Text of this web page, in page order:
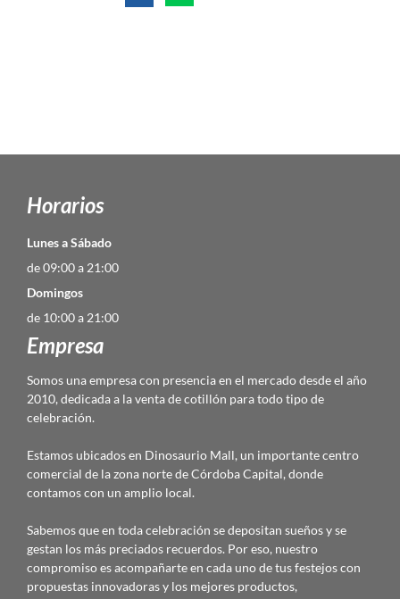
Horarios
Lunes a Sábado
de 09:00 a 21:00
Domingos
de 10:00 a 21:00
Empresa
Somos una empresa con presencia en el mercado desde el año
2010, dedicada a la venta de cotillón para todo tipo de
celebración.
Estamos ubicados en Dinosaurio Mall, un importante centro
comercial de la zona norte de Córdoba Capital, donde
contamos con un amplio local.
Sabemos que en toda celebración se depositan sueños y se
gestan los más preciados recuerdos. Por eso, nuestro
compromiso es acompañarte en cada uno de tus festejos con
propuestas innovadoras y los mejores productos,